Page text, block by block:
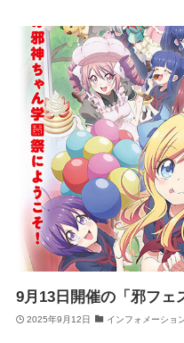
9月13日開催の「邪フェ
2025年9月12日 インフォメーショ